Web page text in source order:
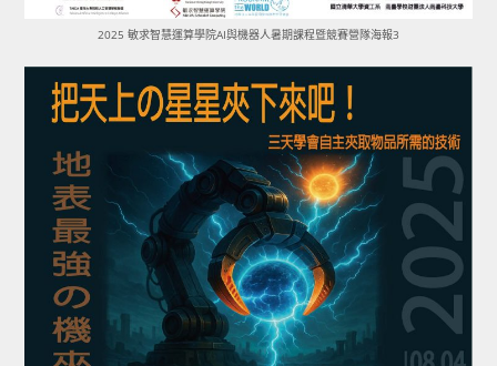
2025 敏求智慧運算學院AI與機器人暑期課程暨競賽營隊海報3